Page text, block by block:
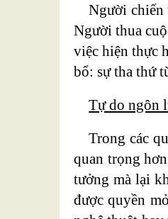
Người chiến
Người thua
việc hiện thực
bổ: sự tha thứ
Tự do ngôn
Trong các
quan trọng
tưởng mà lại
được quyền